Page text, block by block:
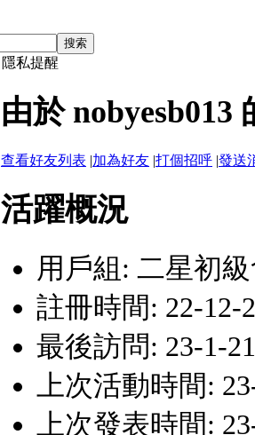
搜索
隱私提醒
由於
查看好友列表 |加為好友 |打個招呼 |發送
活躍概況
用戶組: 二星初
註冊時間: 22-12-
最後訪問: 23-1-
上次活動時間:
上次發表時間: